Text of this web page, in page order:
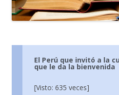
El Perú que invitó a la
que le da la bienvenida
[Visto: 635 veces]